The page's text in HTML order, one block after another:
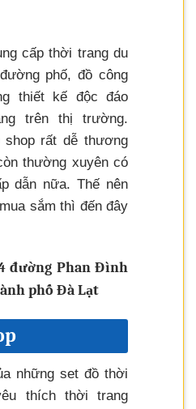
cấp thời trang du
phố, đồ công
thiết kế độc đáo
trên thị trường.
shop rất dễ thương
thường xuyên có
dẫn nữa. Thế nên
sắm thì đến đây
đường Phan Đình
phố Đà Lạt
những set đồ thời
thích thời trang